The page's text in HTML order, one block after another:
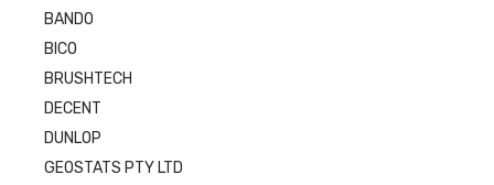
BANDO
BICO
BRUSHTECH
DECENT
DUNLOP
GEOSTATS PTY LTD